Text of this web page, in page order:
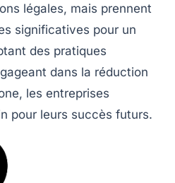
légales, mais prennent
significatives pour un
des pratiques
dans la réduction
les entreprises
pour leurs succès futurs.